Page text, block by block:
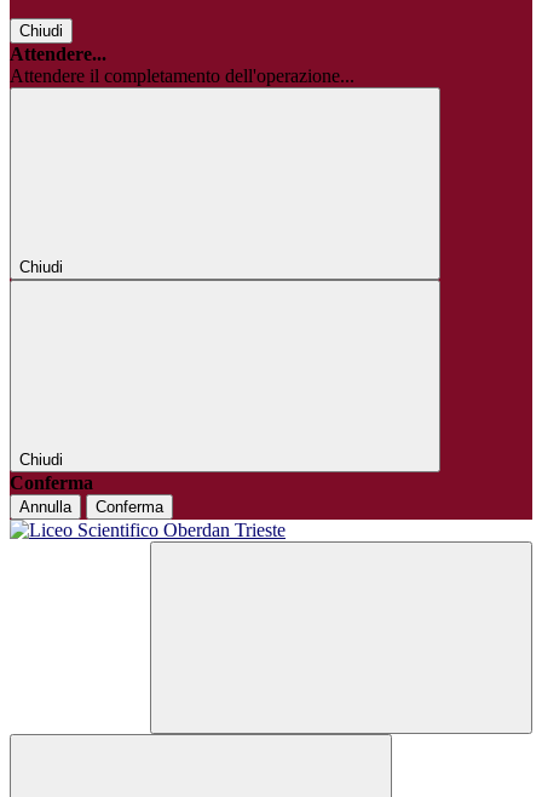
Chiudi
Attendere...
Attendere il completamento dell'operazione...
Chiudi
Chiudi
Conferma
Annulla Conferma